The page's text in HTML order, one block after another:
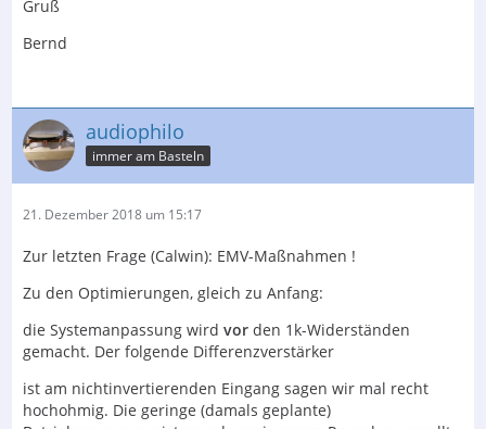
Gruß
Bernd
audiophilo
immer am Basteln
21. Dezember 2018 um 15:17
Zur letzten Frage (Calwin): EMV-Maßnahmen !
Zu den Optimierungen, gleich zu Anfang:
die Systemanpassung wird vor den 1k-Widerständen
gemacht. Der folgende Differenzverstärker
ist am nichtinvertierenden Eingang sagen wir mal recht
hochohmig. Die geringe (damals geplante)